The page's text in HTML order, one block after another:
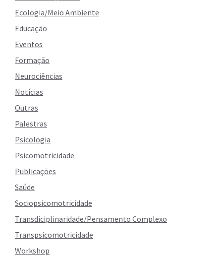
Ecologia/Meio Ambiente
Educação
Eventos
Formação
Neurociências
Notícias
Outras
Palestras
Psicologia
Psicomotricidade
Publicações
Saúde
Sociopsicomotricidade
Transdiciplinaridade/Pensamento Complexo
Transpsicomotricidade
Workshop